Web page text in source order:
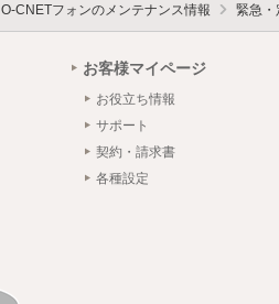
O-CNETフォンのメンテナンス情報 緊急・
お客様マイページ
お役立ち情報
サポート
契約・請求書
各種設定